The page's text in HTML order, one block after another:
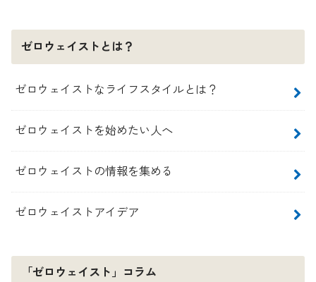
ゼロウェイストとは？
ゼロウェイストなライフスタイルとは？
ゼロウェイストを始めたい人へ
ゼロウェイストの情報を集める
ゼロウェイストアイデア
「ゼロウェイスト」コラム